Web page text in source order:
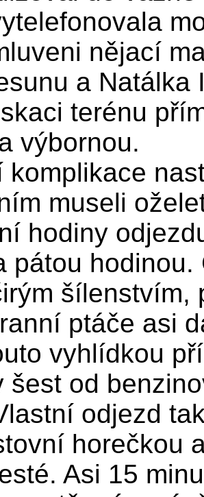
nějací
a Natálka
terénu
výbornou.
museli
hodiny
pátou
šílenstvím,
ptáče asi
vyhlídkou
šest od
odjezd
horečkou
Asi 15